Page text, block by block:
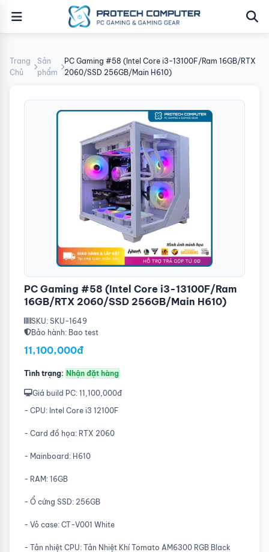
Trang
Chủ
Sản
phẩm
PC Gaming #58 (Intel Core i3-13100F/Ram 16GB/RTX
2060/SSD 256GB/Main H610)
PC Gaming #58 (Intel Core i3-13100F/Ram
16GB/RTX 2060/SSD 256GB/Main H610)
SKU: SKU-1649
Bảo hành: Bao test
11,100,000đ
Tình trạng: Nhận đặt hàng
Giá build PC: 11,100,000đ
- CPU: Intel Core i3 12100F
- Card đồ họa: RTX 2060
- Mainboard: H610
- RAM: 16GB
- Ổ cứng SSD: 256GB
- Vỏ case: CT-V001 White
- Tản nhiệt CPU: Tản Nhiệt Khí Tomato AM6300 RGB Black